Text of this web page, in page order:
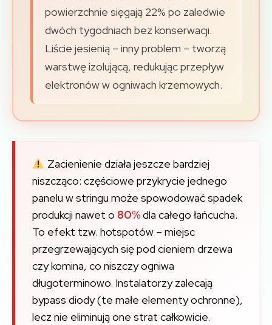
powierzchnie sięgają 22% po zaledwie
dwóch tygodniach bez konserwacji.
Liście jesienią – inny problem – tworzą
warstwę izolującą, redukując przepływ
elektronów w ogniwach krzemowych.
Zacienienie działa jeszcze bardziej
niszcząco: częściowe przykrycie jednego
panelu w stringu może spowodować spadek
produkcji nawet o 80%dla całego łańcucha.
To efekt tzw. hotspotów – miejsc
przegrzewających się pod cieniem drzewa
czy komina, co niszczy ogniwa
długoterminowo. Instalatorzy zalecają
bypass diody (te małe elementy ochronne),
lecz nie eliminują one strat całkowicie.